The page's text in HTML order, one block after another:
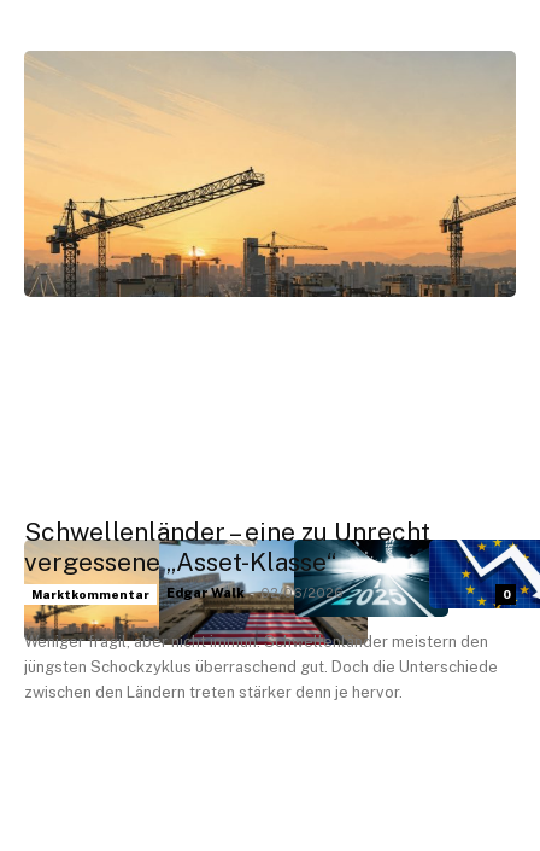
Schwellenländer – eine zu Unrecht
vergessene „Asset-Klasse“
Marktkommentar Edgar Walk - 02/06/2026 0
Weniger fragil, aber nicht immun: Schwellenländer meistern den
jüngsten Schockzyklus überraschend gut. Doch die Unterschiede
zwischen den Ländern treten stärker denn je hervor.